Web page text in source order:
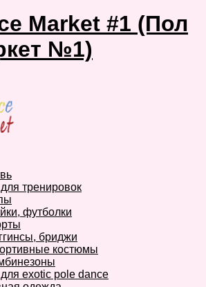
Market #1 (Пол
№1)
тренировок
футболки
бриджи
костюмы
exotic pole dance